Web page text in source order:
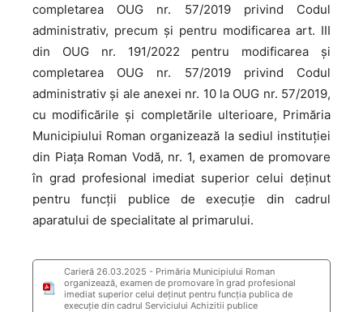
completarea OUG nr. 57/2019 privind Codul
administrativ, precum şi pentru modificarea art. III
din OUG nr. 191/2022 pentru modificarea şi
completarea OUG nr. 57/2019 privind Codul
administrativ și ale anexei nr. 10 la OUG nr. 57/2019,
cu modificările şi completările ulterioare, Primăria
Municipiului Roman organizează la sediul instituţiei
din Piața Roman Vodă, nr. 1, examen de promovare
în grad profesional imediat superior celui deținut
pentru funcții publice de execuție din cadrul
aparatului de specialitate al primarului.
Carieră 26.03.2025 - Primăria Municipiului Roman
organizează, examen de promovare în grad profesional
imediat superior celui deținut pentru funcția publica de
execuție din cadrul Serviciului Achizitii publice